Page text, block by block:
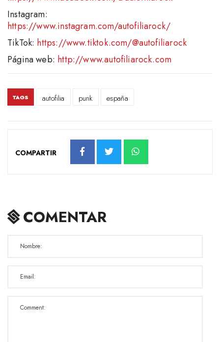
Instagram:
https://www.instagram.com/autofiliarock/
TikTok: https://www.tiktok.com/@autofiliarock
Página web: http://www.autofiliarock.com
TAGS autofilia punk españa
COMPARTIR
COMENTAR